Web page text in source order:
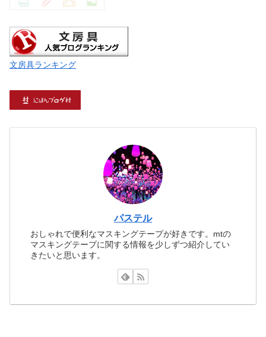
文房具ランキング
パステル
おしゃれで便利なマスキングテープが好きです。mtの
マスキングテープに関する情報を少しずつ紹介してい
きたいと思います。